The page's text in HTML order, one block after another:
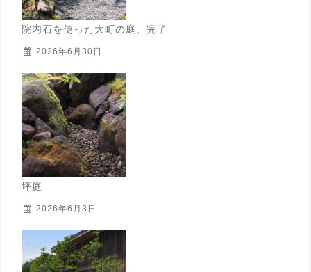
院内石を使った大町の庭、完了
2026年6月30日
坪庭
2026年6月3日